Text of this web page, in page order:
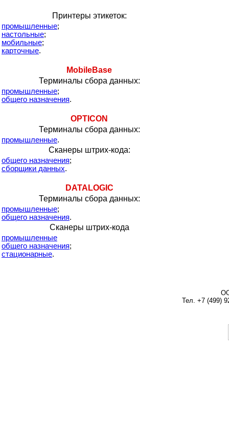
Принтеры этикеток:
промышленные;
настольные;
мобильные;
карточные.
MobileBase
Терминалы сбора данных:
промышленные;
общего назначения.
OPTICON
Терминалы сбора данных:
промышленные.
Сканеры штрих-кода:
общего назначения;
сборщики данных.
DATALOGIC
Терминалы сбора данных:
промышленные;
общего назначения.
Сканеры штрих-кода
промышленные
общего назначения;
стационарные.
Тел. +7 (499)